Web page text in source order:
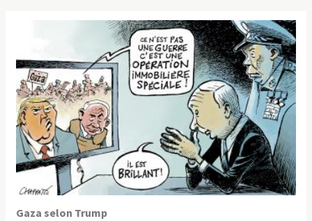
Gaza selon Trump